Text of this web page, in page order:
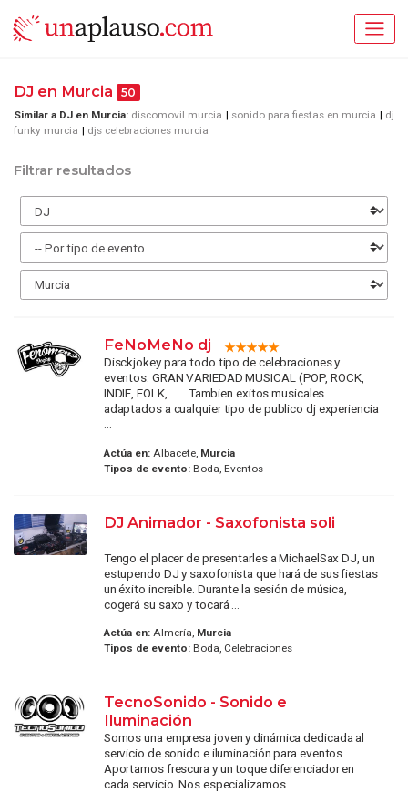
DJ en Murcia 50
Similar a DJ en Murcia: discomovil murcia sonido para fiestas en murcia
dj
funky murcia
djs celebraciones murcia
Filtrar resultados
FeNoMeNo dj
Disckjokey para todo tipo de celebraciones y
eventos. GRAN VARIEDAD MUSICAL (POP, ROCK,
INDIE, FOLK, ...... Tambien exitos musicales
adaptados a cualquier tipo de publico dj experiencia
...
Actúa en:Albacete, Murcia
Tipos de evento:Boda, Eventos
DJ Animador - Saxofonista soli
Tengo el placer de presentarles a MichaelSax DJ, un
estupendo DJ y saxofonista que hará de sus fiestas
un éxito increible. Durante la sesión de música,
cogerá su saxo y tocará ...
Actúa en:Almería, Murcia
Tipos de evento:Boda, Celebraciones
TecnoSonido - Sonido e
Iluminación
Somos una empresa joven y dinámica dedicada al
servicio de sonido e iluminación para eventos.
Aportamos frescura y un toque diferenciador en
cada servicio. Nos especializamos ...